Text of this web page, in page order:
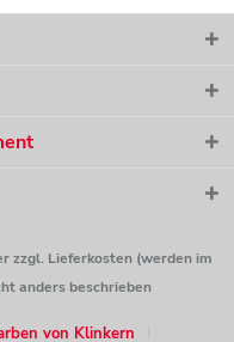
zzgl. Lieferkosten (werden im
anders beschrieben
von Klinkern